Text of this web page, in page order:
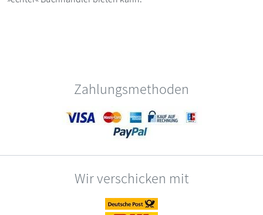
Zahlungsmethoden
Wir verschicken mit